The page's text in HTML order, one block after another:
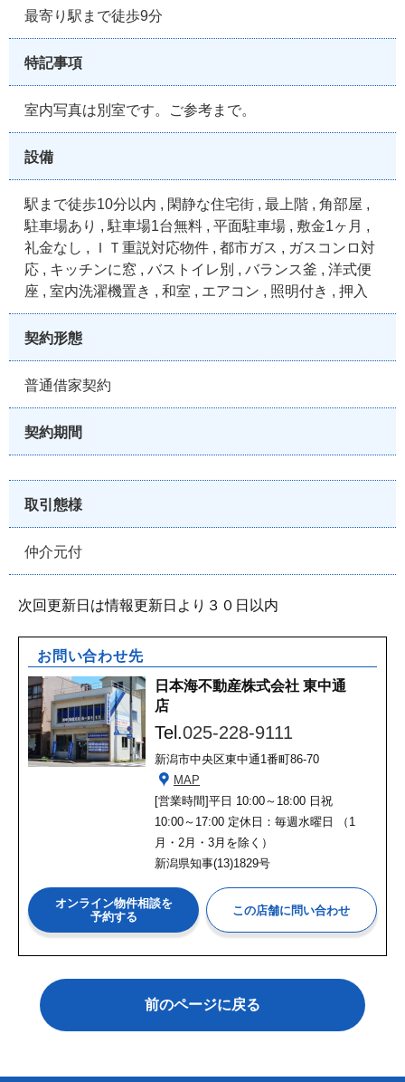
最寄り駅まで徒歩9分
特記事項
室内写真は別室です。ご参考まで。
設備
駅まで徒歩10分以内 , 閑静な住宅街 , 最上階 , 角部屋 ,
駐車場あり , 駐車場1台無料 , 平面駐車場 , 敷金1ヶ月 ,
礼金なし , ＩＴ重説対応物件 , 都市ガス , ガスコンロ対
応 , キッチンに窓 , バストイレ別 , バランス釜 , 洋式便
座 , 室内洗濯機置き , 和室 , エアコン , 照明付き , 押入
契約形態
普通借家契約
契約期間
取引態様
仲介元付
次回更新日は情報更新日より３０日以内
お問い合わせ先
日本海不動産株式会社 東中通
店
Tel.025-228-9111
新潟市中央区東中通1番町86-70
MAP
[営業時間]平日 10:00～18:00 日祝
10:00～17:00 定休日：毎週水曜日 （1
月・2月・3月を除く）
新潟県知事(13)1829号
オンライン物件相談を
予約する
前のページに戻る